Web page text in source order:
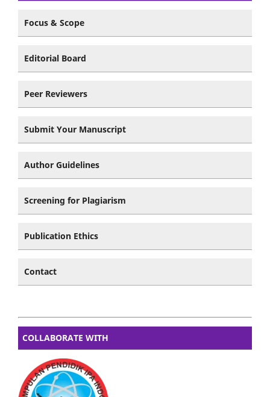
Focus & Scope
Editorial Board
Peer Reviewers
Submit Your Manuscript
Author Guidelines
Screening for Plagiarism
Publication Ethics
Contact
COLLABORATE WITH